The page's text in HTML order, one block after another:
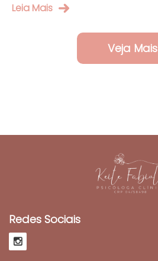
Leia Mais
Veja Mais
Redes Sociais